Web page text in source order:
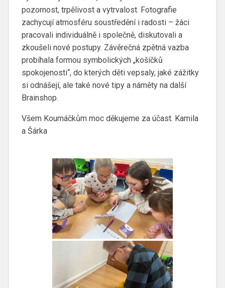
pozornost, trpělivost a vytrvalost. Fotografie
zachycují atmosféru soustředění i radosti – žáci
pracovali individuálně i společně, diskutovali a
zkoušeli nové postupy. Závěrečná zpětná vazba
probíhala formou symbolických „košíčků
spokojenosti“, do kterých děti vepsaly, jaké zážitky
si odnášejí, ale také nové tipy a náměty na další
Brainshop.
Všem Koumáčkům moc děkujeme za účast. Kamila
a Šárka